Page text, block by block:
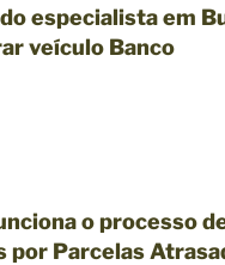
especialista em
veículo Banco
oprocesso
por Parcelas